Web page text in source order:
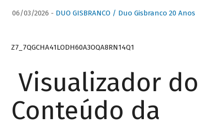
06/03/2026 - DUO GISBRANCO / Duo Gisbranco 20 Anos
Z7_7QGCHA41LODH60A3OQA8RN14Q1
Visualizador do
Conteúdo da